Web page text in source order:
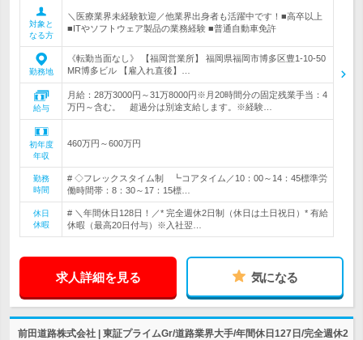
対象と
なる方
＼医療業界未経験歓迎／他業界出身者も活躍中です！■高卒以上
■ITやソフトウェア製品の業務経験 ■普通自動車免許
勤務地
《転勤当面なし》 【福岡営業所】 福岡県福岡市博多区豊1-10-50
MR博多ビル 【雇入れ直後】…
給与
月給：28万3000円～31万8000円※月20時間分の固定残業手当：4
万円～含む。 超過分は別途支給します。※経験…
初年度
年収
460万円～600万円
勤務
時間
# ◇フレックスタイム制 ┗コアタイム／10：00～14：45標準労
働時間帯：8：30～17：15標…
休日
休暇
# ＼年間休日128日！／* 完全週休2日制（休日は土日祝日）* 有給
休暇（最高20日付与）※入社翌…
求人詳細を見る 気になる
前田道路株式会社 | 東証プライムGr/道路業界大手/年間休日127日/完全週休2